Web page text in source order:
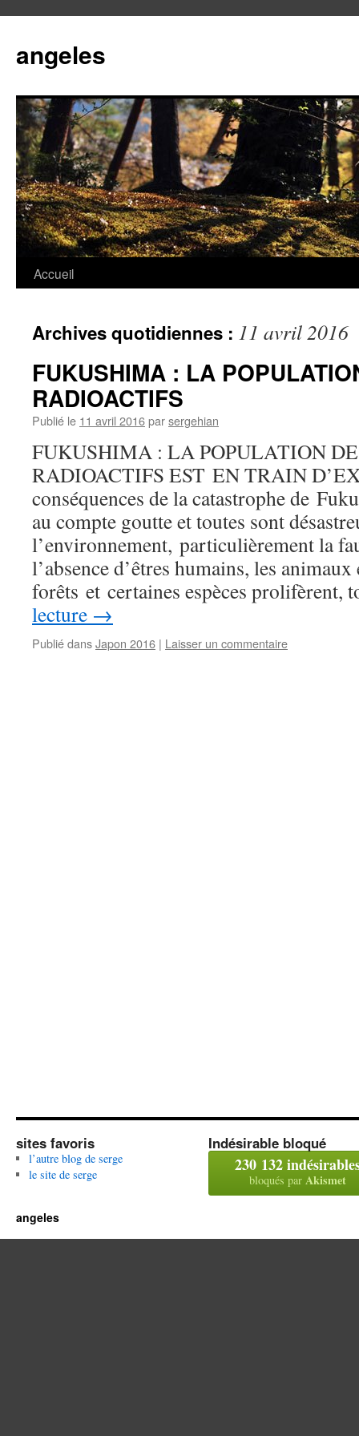
angeles
Aller
contenu
Accueil
Archives quotidiennes : 11 avril 2016
FUKUSHIMA : LA
RADIOACTIFS
Publié le 11 avril 2016parsergehian
FUKUSHIMA : LA POPULATION
RADIOACTIFS EST EN TRAIN
conséquences de la catastrophe de
au compte goutte et toutes sont
l’environnement, particulièrement la
l’absence d’êtres humains, les
forêts et certaines espèces
lecture →
Publié dansJapon 2016 | Laisser un commentaire
sites favoris
l’autre blog de serge
le site de serge
Indésirable bloqué
230 132
bloqués par Akismet
angeles